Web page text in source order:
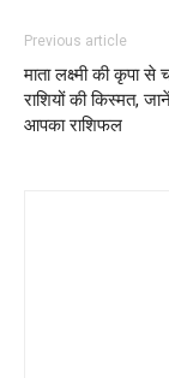
Previous article
माता लक्ष्मी की कृपा
राशियों की किस्मत,
आपका राशिफल